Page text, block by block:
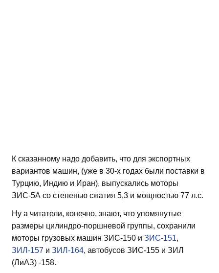
К сказанному надо добавить, что для экспортных
вариантов машин, (уже в 30-х годах были поставки в
Турцию, Индию и Иран), выпускались моторы
ЗИС-5А со степенью сжатия 5,3 и мощностью 77 л.с.
Ну а читатели, конечно, знают, что упомянутые
размеры цилиндро-поршневой группы, сохранили
моторы грузовых машин ЗИС-150 и ЗИС-151,
ЗИЛ-157 и ЗИЛ-164, автобусов ЗИС-155 и ЗИЛ
(ЛиАЗ) -158.